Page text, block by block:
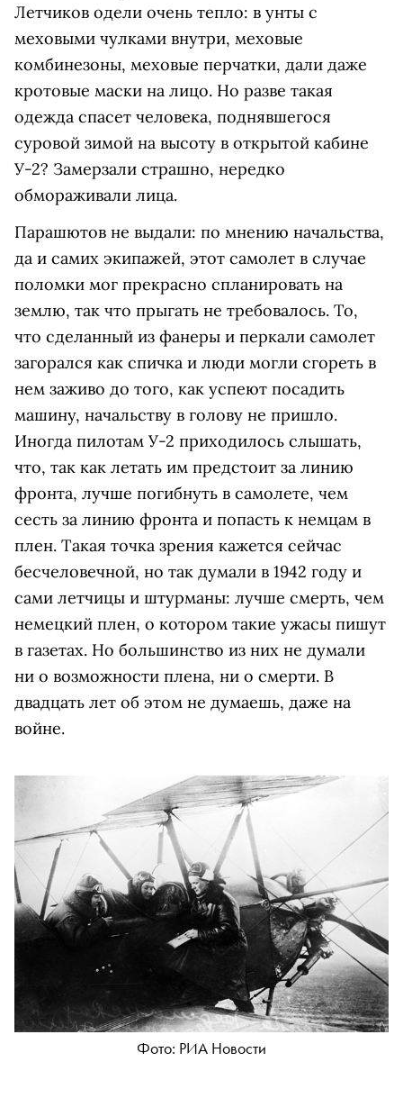
Летчиков одели очень тепло: в унты с
меховыми чулками внутри, меховые
комбинезоны, меховые перчатки, дали даже
кротовые маски на лицо. Но разве такая
одежда спасет человека, поднявшегося
суровой зимой на высоту в открытой кабине
У-2? Замерзали страшно, нередко
обмораживали лица.
Парашютов не выдали: по мнению начальства,
да и самих экипажей, этот самолет в случае
поломки мог прекрасно спланировать на
землю, так что прыгать не требовалось. То,
что сделанный из фанеры и перкали самолет
загорался как спичка и люди могли сгореть в
нем заживо до того, как успеют посадить
машину, начальству в голову не пришло.
Иногда пилотам У-2 приходилось слышать,
что, так как летать им предстоит за линию
фронта, лучше погибнуть в самолете, чем
сесть за линию фронта и попасть к немцам в
плен. Такая точка зрения кажется сейчас
бесчеловечной, но так думали в 1942 году и
сами летчицы и штурманы: лучше смерть, чем
немецкий плен, о котором такие ужасы пишут
в газетах. Но большинство из них не думали
ни о возможности плена, ни о смерти. В
двадцать лет об этом не думаешь, даже на
войне.
Фото: РИА Новости